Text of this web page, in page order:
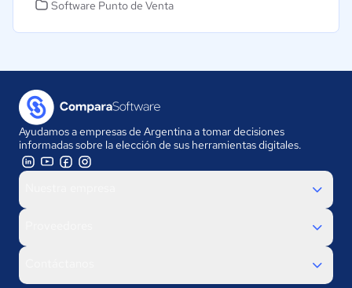
Software Punto de Venta
Ayudamos a empresas de Argentina a tomar decisiones
informadas sobre la elección de sus herramientas digitales.